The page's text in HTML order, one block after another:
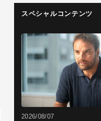
スペシャルコンテンツ
2026/08/07